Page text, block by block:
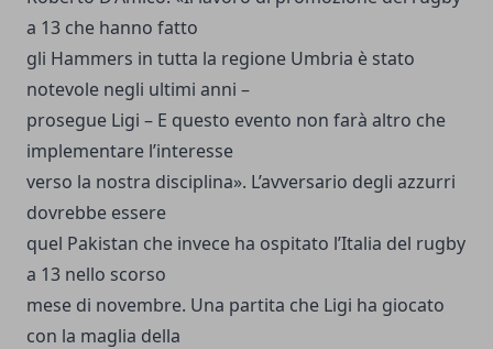
a 13 che hanno fatto
gli Hammers in tutta la regione Umbria è stato
notevole negli ultimi anni –
prosegue Ligi – E questo evento non farà altro che
implementare l’interesse
verso la nostra disciplina». L’avversario degli azzurri
dovrebbe essere
quel Pakistan che invece ha ospitato l’Italia del rugby
a 13 nello scorso
mese di novembre. Una partita che Ligi ha giocato
con la maglia della